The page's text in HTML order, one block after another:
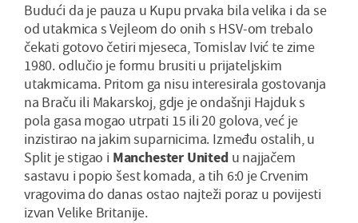
Budući da je pauza u Kupu prvaka bila velika i da se
od utakmica s Vejleom do onih s HSV-om trebalo
čekati gotovo četiri mjeseca, Tomislav Ivić te zime
1980. odlučio je formu brusiti u prijateljskim
utakmicama. Pritom ga nisu interesirala gostovanja
na Braču ili Makarskoj, gdje je ondašnji Hajduk s
pola gasa mogao utrpati 15 ili 20 golova, već je
inzistirao na jakim suparnicima. Između ostalih, u
Split je stigao i Manchester Unitedu najjačem
sastavu i popio šest komada, a tih 6:0 je Crvenim
vragovima do danas ostao najteži poraz u povijesti
izvan Velike Britanije.